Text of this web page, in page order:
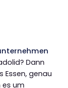
Dann
Essen, genau
es um